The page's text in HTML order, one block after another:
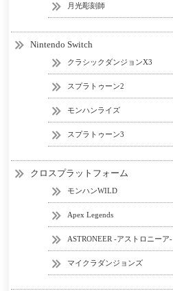
月光彫刻師
Nintendo Switch
クラシックダンジョンX3
スプラトゥーン2
モンハンライズ
スプラトゥーン3
クロスプラットフォーム
モンハンWILD
Apex Legends
ASTRONEER -アストロニーア-
マイクラダンジョンズ